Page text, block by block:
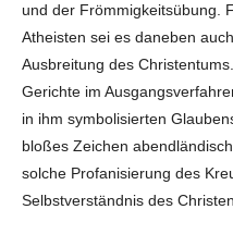
und der Frömmigkeitsübung.
Atheisten sei es daneben
Ausbreitung des
Gerichte im
in ihm symbolisierten
bloßes Zeichen
solche Profanisierung des
Selbstverständnis des